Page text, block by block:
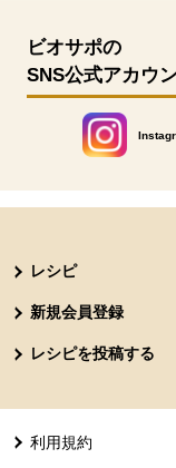
ビオサポの
SNS公式アカウ
別のウ
レシピ
新規会員登録
レシピを投稿する
利用規約